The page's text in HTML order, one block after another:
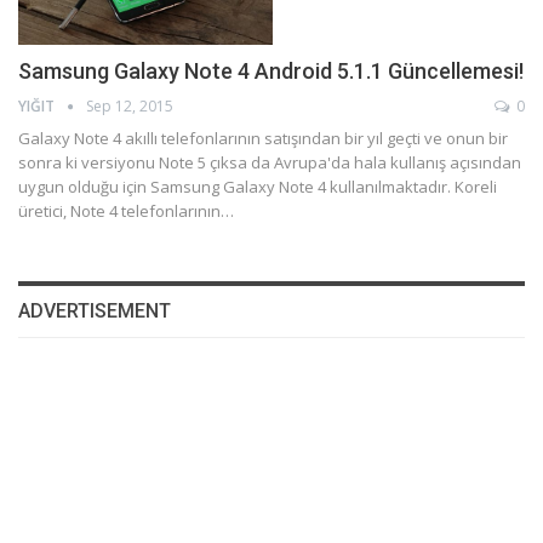
Samsung Galaxy Note 4 Android 5.1.1 Güncellemesi!
YIĞIT Sep 12, 2015 0
Galaxy Note 4 akıllı telefonlarının satışından bir yıl geçti ve onun bir
sonra ki versiyonu Note 5 çıksa da Avrupa'da hala kullanış açısından
uygun olduğu için Samsung Galaxy Note 4 kullanılmaktadır. Koreli
üretici, Note 4 telefonlarının…
ADVERTISEMENT